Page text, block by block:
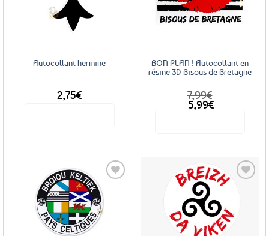
Autocollant hermine
2,75€
aux
favoris
BON PLAN ! Autocollant en
résine 3D Bisous de Bretagne
7,99€
Le
prix
5,99€
Le
prix
Ajouter